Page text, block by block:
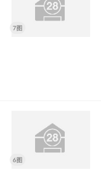
7图
6图